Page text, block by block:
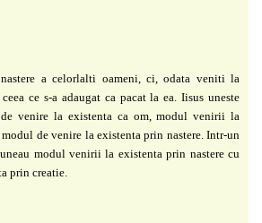
a celorlalti oameni, ci, odata veniti la
ceea ce s-a adaugat ca pacat la ea.Iisus uneste
venire la existenta ca om, modul venirii la
de venire la existenta prin nastere. Intr-un
modul venirii la existenta prin nastere cu
prin creatie.